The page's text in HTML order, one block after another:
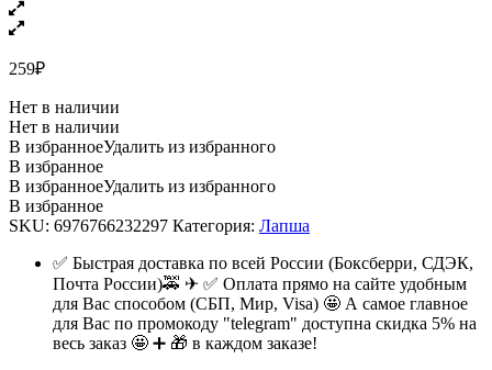
259₽
Нет в наличии
Нет в наличии
В избранноеУдалить из избранного
В избранное
В избранноеУдалить из избранного
В избранное
SKU: 6976766232297 Категория: Лапша
✅ Быстрая доставка по всей России (Боксберри, СДЭК,
Почта России)🚕 ✈ ✅ Оплата прямо на сайте удобным
для Вас способом (СБП, Мир, Visa) 🤩 А самое главное
для Вас по промокоду "telegram" доступна скидка 5% на
весь заказ 🤩 ➕ 🎁 в каждом заказе!